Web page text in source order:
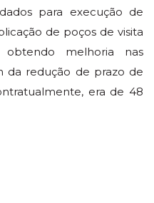
para execução de
de poços de visita
obtendo melhoria nas
da redução de prazo de
era de 48